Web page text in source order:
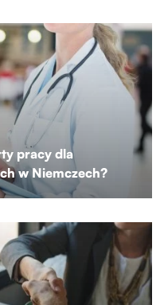
pracy dla
w Niemczech?